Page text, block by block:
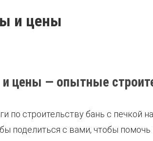
и цены
и цены — опытные
по строительству бань с печкой
поделиться с вами, чтобы помочь